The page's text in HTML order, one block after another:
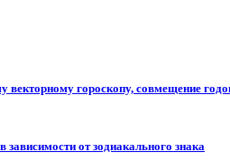
векторному гороскопу, совмещение
от зодиакального знака